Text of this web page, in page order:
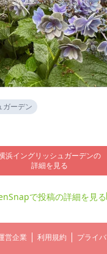
ガーデン
浜イングリッシュガーデンの
詳細を見る
で投稿の詳細を見る
営企業 利用規約 プライ